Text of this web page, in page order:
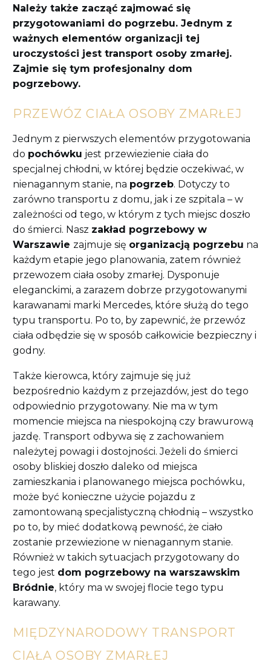
Należy także zacząć zajmować się
przygotowaniami do pogrzebu. Jednym z
ważnych elementów organizacji tej
uroczystości jest transport osoby zmarłej.
Zajmie się tym profesjonalny dom
pogrzebowy.
PRZEWÓZ CIAŁA OSOBY ZMARŁEJ
Jednym z pierwszych elementów przygotowania
do pochówku jest przewiezienie ciała do
specjalnej chłodni, w której będzie oczekiwać, w
nienagannym stanie, na pogrzeb. Dotyczy to
zarówno transportu z domu, jak i ze szpitala – w
zależności od tego, w którym z tych miejsc doszło
do śmierci. Nasz zakład pogrzebowy w
Warszawie zajmuje się organizacją pogrzebu na
każdym etapie jego planowania, zatem również
przewozem ciała osoby zmarłej. Dysponuje
eleganckimi, a zarazem dobrze przygotowanymi
karawanami marki Mercedes, które służą do tego
typu transportu. Po to, by zapewnić, że przewóz
ciała odbędzie się w sposób całkowicie bezpieczny i
godny.
Także kierowca, który zajmuje się już
bezpośrednio każdym z przejazdów, jest do tego
odpowiednio przygotowany. Nie ma w tym
momencie miejsca na niespokojną czy brawurową
jazdę. Transport odbywa się z zachowaniem
należytej powagi i dostojności. Jeżeli do śmierci
osoby bliskiej doszło daleko od miejsca
zamieszkania i planowanego miejsca pochówku,
może być konieczne użycie pojazdu z
zamontowaną specjalistyczną chłodnią – wszystko
po to, by mieć dodatkową pewność, że ciało
zostanie przewiezione w nienagannym stanie.
Również w takich sytuacjach przygotowany do
tego jest dom pogrzebowy na warszawskim
Bródnie, który ma w swojej flocie tego typu
karawany.
MIĘDZYNARODOWY TRANSPORT
CIAŁA OSOBY ZMARŁEJ